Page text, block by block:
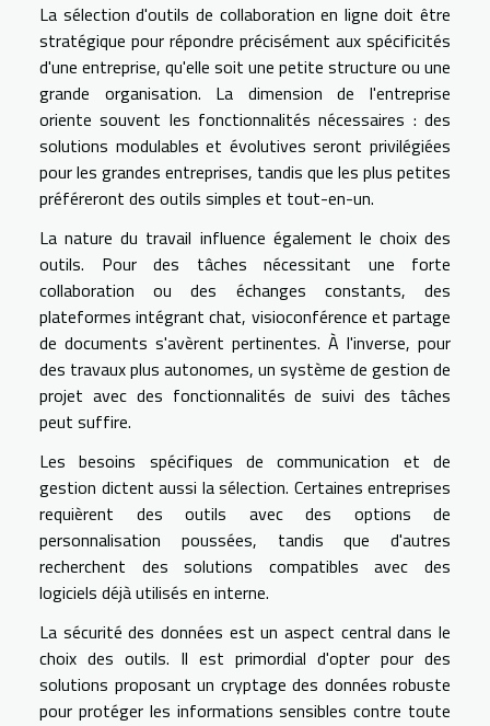
La sélection d'outils de collaboration en ligne doit être
stratégique pour répondre précisément aux spécificités
d'une entreprise, qu'elle soit une petite structure ou une
grande organisation. La dimension de l'entreprise
oriente souvent les fonctionnalités nécessaires : des
solutions modulables et évolutives seront privilégiées
pour les grandes entreprises, tandis que les plus petites
préféreront des outils simples et tout-en-un.
La nature du travail influence également le choix des
outils. Pour des tâches nécessitant une forte
collaboration ou des échanges constants, des
plateformes intégrant chat, visioconférence et partage
de documents s'avèrent pertinentes. À l'inverse, pour
des travaux plus autonomes, un système de gestion de
projet avec des fonctionnalités de suivi des tâches
peut suffire.
Les besoins spécifiques de communication et de
gestion dictent aussi la sélection. Certaines entreprises
requièrent des outils avec des options de
personnalisation poussées, tandis que d'autres
recherchent des solutions compatibles avec des
logiciels déjà utilisés en interne.
La sécurité des données est un aspect central dans le
choix des outils. Il est primordial d'opter pour des
solutions proposant un cryptage des données robuste
pour protéger les informations sensibles contre toute